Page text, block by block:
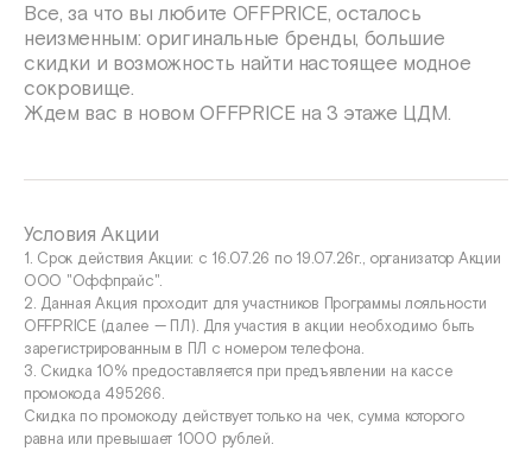
Все, за что вы любите OFFPRICE, осталось
неизменным: оригинальные бренды, большие
скидки и возможность найти настоящее модное
сокровище.
Ждем вас в новом OFFPRICE на 3 этаже ЦДМ.
Условия Акции
1. Срок действия Акции: с 16.07.26 по 19.07.26г., организатор Акции
ООО "Оффпрайс".
2. Данная Акция проходит для участников Программы лояльности
OFFPRICE (далее — ПЛ). Для участия в акции необходимо быть
зарегистрированным в ПЛ с номером телефона.
3. Скидка 10% предоставляется при предъявлении на кассе
промокода 495266.
Скидка по промокоду действует только на чек, сумма которого
равна или превышает 1000 рублей.